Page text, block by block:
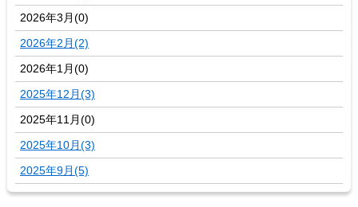
2026年3月(0)
2026年2月(2)
2026年1月(0)
2025年12月(3)
2025年11月(0)
2025年10月(3)
2025年9月(5)